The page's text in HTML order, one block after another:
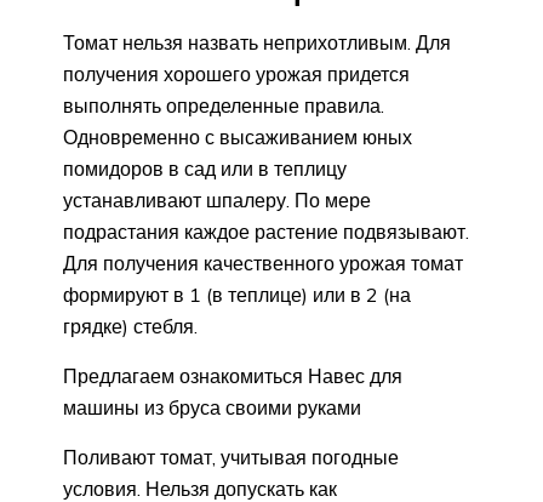
Томат нельзя назвать неприхотливым. Для
получения хорошего урожая придется
выполнять определенные правила.
Одновременно с высаживанием юных
помидоров в сад или в теплицу
устанавливают шпалеру. По мере
подрастания каждое растение подвязывают.
Для получения качественного урожая томат
формируют в 1 (в теплице) или в 2 (на
грядке) стебля.
Предлагаем ознакомиться Навес для
машины из бруса своими руками
Поливают томат, учитывая погодные
условия. Нельзя допускать как